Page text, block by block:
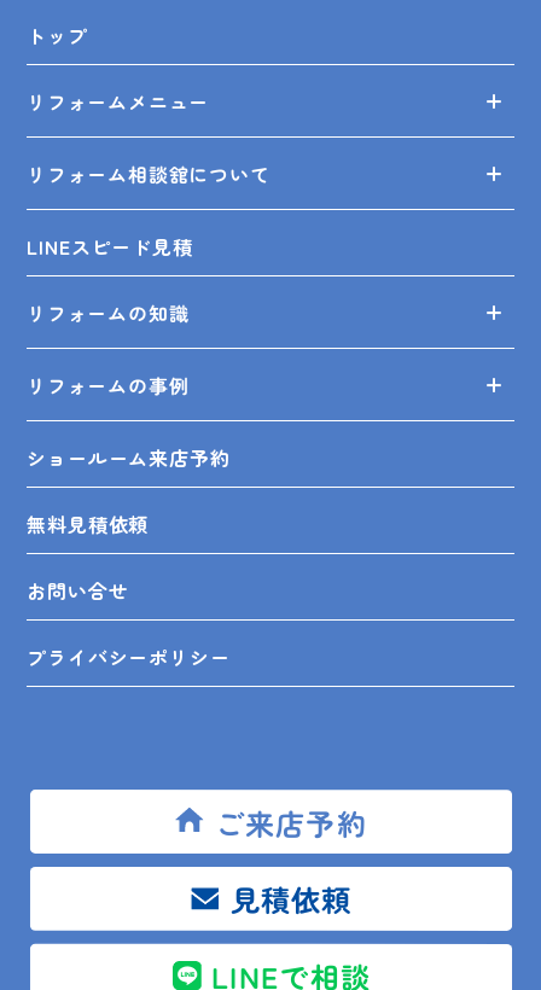
ご来店予約
見積依頼
LINEで相談
トップ
リフォームメニュー
リフォーム相談舘について
LINEスピード見積
リフォームの知識
リフォームの事例
ショールーム来店予約
無料見積依頼
お問い合せ
プライバシーポリシー
〒292-0055 木更津市朝日3-10-9
館山店 〒294-0054 館山市湊510-1